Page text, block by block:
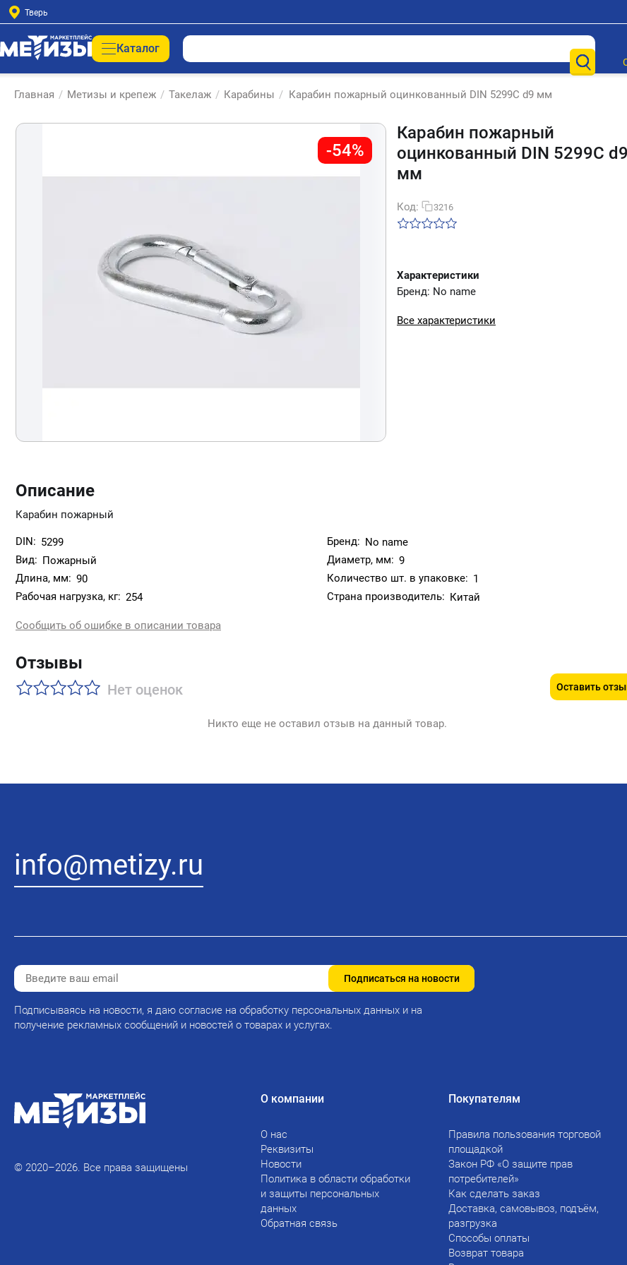
Тверь
Каталог
Главная / Метизы и крепеж / Такелаж / Карабины / Карабин пожарный оцинкованный DIN 5299С d9 мм
-54%
Карабин пожарный
оцинкованный DIN 5299С d9
мм
Код: 3216
Характеристики
Бренд: No name
Все характеристики
Описание
Карабин пожарный
DIN: 5299 Бренд: No name
Вид: Пожарный Диаметр, мм: 9
Длина, мм: 90 Количество шт. в упаковке: 1
Рабочая нагрузка, кг: 254 Страна производитель: Китай
Сообщить об ошибке в описании товара
Отзывы
Нет оценок Оставить
Никто еще не оставил отзыв на данный товар.
info@metizy.ru
Подписаться на новости
Подписываясь на новости, я даю согласие на обработку персональных данных и на
получение рекламных сообщений и новостей о товарах и услугах.
© 2020–2026. Все права защищены
О компании
О нас
Реквизиты
Новости
Политика в области обработки
и защиты персональных
данных
Обратная связь
Покупателям
Правила пользования торговой
площадкой
Закон РФ «О защите прав
потребителей»
Как сделать заказ
Доставка, самовывоз, подъём,
разгрузка
Способы оплаты
Возврат товара